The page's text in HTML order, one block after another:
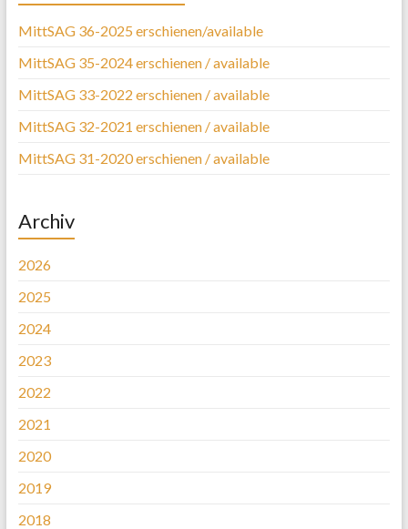
MittSAG 36-2025 erschienen/available
MittSAG 35-2024 erschienen / available
MittSAG 33-2022 erschienen / available
MittSAG 32-2021 erschienen / available
MittSAG 31-2020 erschienen / available
Archiv
2026
2025
2024
2023
2022
2021
2020
2019
2018